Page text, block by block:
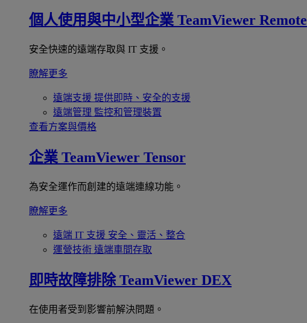
個人使用與中小型企業 TeamViewer Remote
安全快速的遠端存取與 IT 支援。
瞭解更多
遠端支援 提供即時、安全的支援
遠端管理 監控和管理裝置
查看方案與價格
企業 TeamViewer Tensor
為安全運作而創建的遠端連線功能。
瞭解更多
遠端 IT 支援 安全、靈活、整合
運營技術 遠端車間存取
即時故障排除 TeamViewer DEX
在使用者受到影響前解決問題。